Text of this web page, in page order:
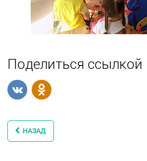
Поделиться ссылкой
НАЗАД